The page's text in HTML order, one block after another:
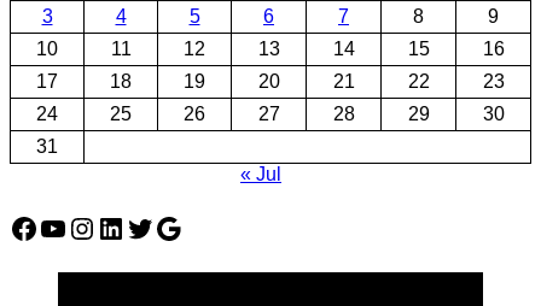
3
4 5 6 7 8
9
10
11 12 13 14 15
16
17
18 19 20 21 22
23
24
25 26 27 28 29
30
31
« Jul
Facebook
YouTube
Instagram
LinkedIn
Twitter
Google